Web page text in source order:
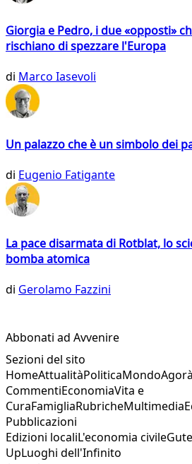
Giorgia e Pedro, i due «opposti»
rischiano di spezzare l'Europa
di Marco Iasevoli
Un palazzo che è un simbolo dei
di Eugenio Fatigante
La pace disarmata di Rotblat, lo
bomba atomica
di Gerolamo Fazzini
Abbonati ad Avvenire
Sezioni del sito
HomeAttualitàPoliticaMondoAgorà
CommentiEconomiaVita e
CuraFamigliaRubricheMultimedia
Pubblicazioni
Edizioni localiL'economia civile
UpLuoghi dell'Infinito